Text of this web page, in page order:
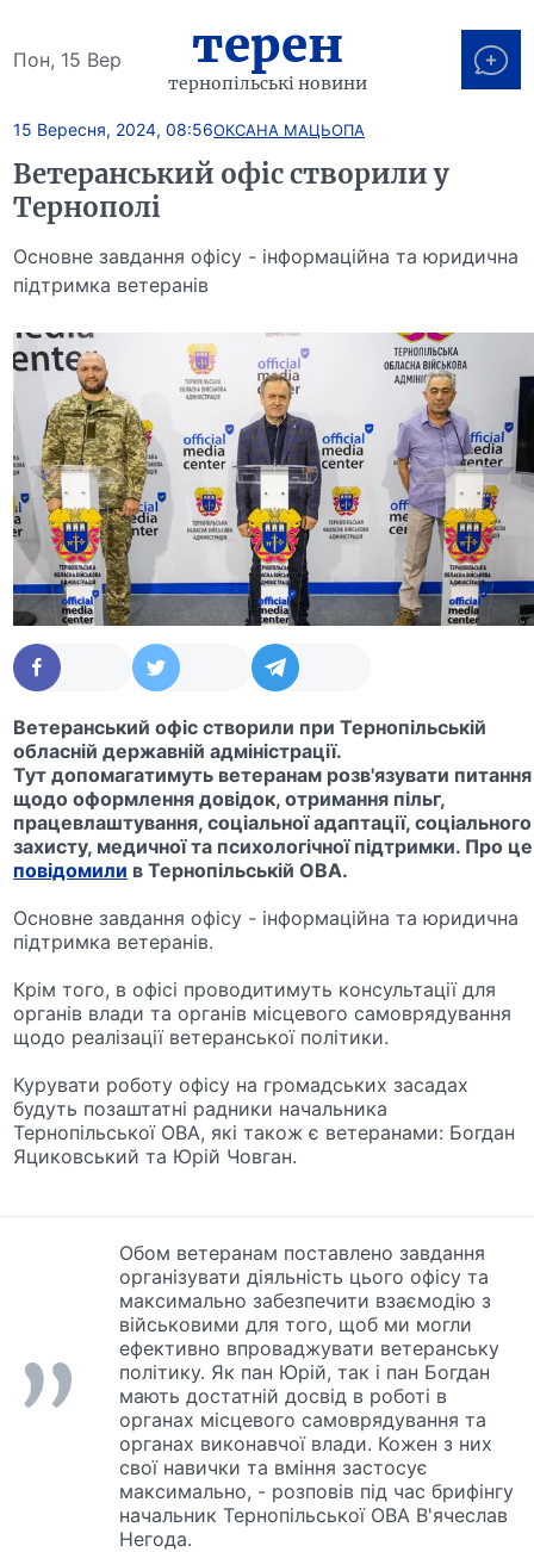
Пон, 15 Вер терен
тернопільські новини
15 Вересня, 2024, 08:56ОКСАНА МАЦЬОПА
Ветеранський офіс створили у
Тернополі
Основне завдання офісу - інформаційна та юридична
підтримка ветеранів
Ветеранський офіс створили приТернопільській
обласній державнійадміністрації.
Тут допомагатимуть ветеранам розв'язувати питання
щодо оформлення довідок, отримання пільг,
працевлаштування, соціальної адаптації, соціального
захисту, медичної та психологічної підтримки. Про це
повідомили в Тернопільській ОВА.
Основне завдання офісу - інформаційна та юридична
підтримка ветеранів.
Крім того, в офісі проводитимуть консультації для
органів влади та органів місцевого самоврядування
щодо реалізації ветеранської політики.
Курувати роботу офісу на громадських засадах
будуть позаштатні радники начальника
Тернопільської ОВА, які також є ветеранами: Богдан
Яциковський та Юрій Човган.
Обом ветеранам поставлено завдання
організувати діяльність цього офісу та
максимально забезпечити взаємодію з
військовими для того, щоб ми могли
ефективно впроваджувати ветеранську
політику. Як пан Юрій, так і пан Богдан
мають достатній досвід в роботі в
органах місцевого самоврядування та
органах виконавчої влади. Кожен з них
свої навички та вміння застосує
максимально, - розповів під час брифінгу
начальник Тернопільської ОВА В'ячеслав
Негода.